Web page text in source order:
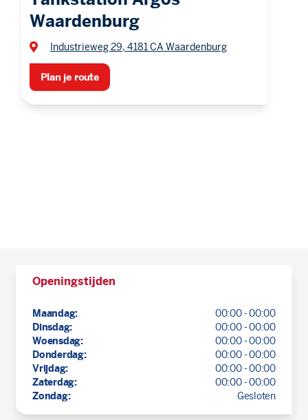
Waardenburg
Industrieweg 29, 4181 CA Waardenburg
Plan je route
Openingstijden
Maandag:
00:00 - 00:00
Dinsdag:
00:00 - 00:00
Woensdag:
00:00 - 00:00
Donderdag:
00:00 - 00:00
Vrijdag:
00:00 - 00:00
Zaterdag:
00:00 - 00:00
Zondag:
Gesloten